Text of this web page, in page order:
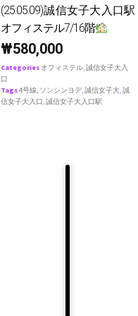
(25.05.09)誠信女子大入口駅
オフィステル7/16階
₩580,000
Categories オフィステル,誠信女子大入
口
Tags4号線, ソンシンヨデ,誠信女子大,誠
信女子大入口,誠信女子大入口駅